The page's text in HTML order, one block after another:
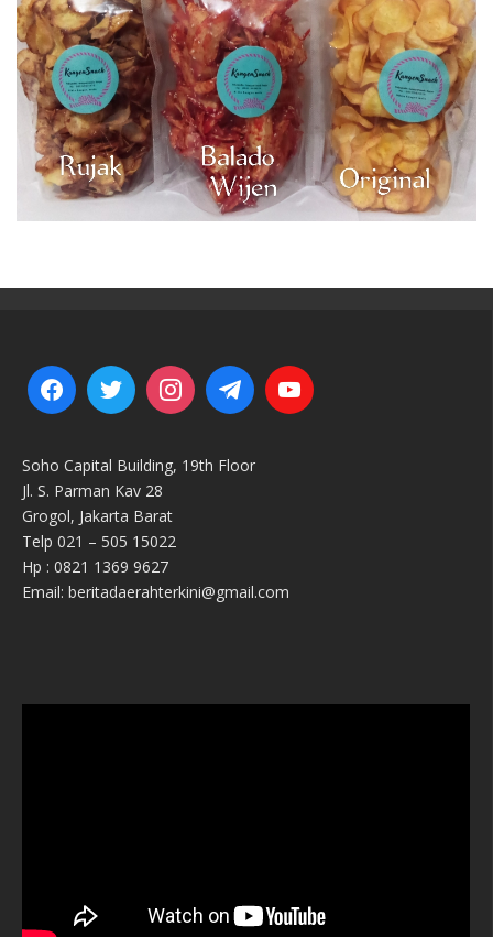
Soho Capital Building, 19th Floor
Jl. S. Parman Kav 28
Grogol, Jakarta Barat
Telp 021 – 505 15022
Hp : 0821 1369 9627
Email: beritadaerahterkini@gmail.com